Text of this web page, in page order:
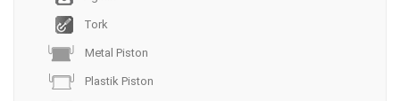
Tork
Metal Piston
Plastik Piston